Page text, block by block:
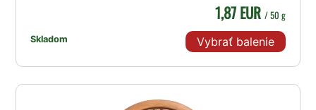
Skladom
1,87 EUR / 50 g
Vybrať balenie